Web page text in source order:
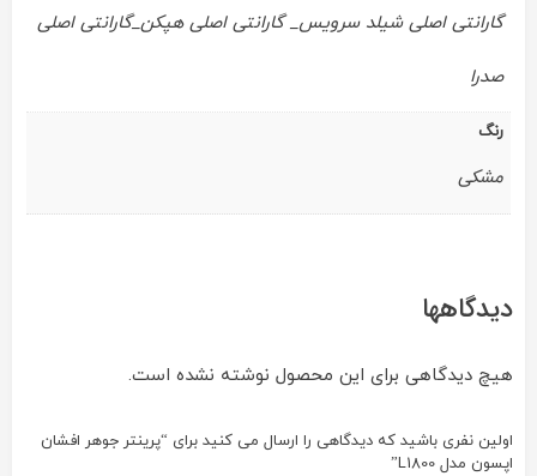
گارانتی اصلی شیلد سرویس_ گارانتی اصلی هپکن_گارانتی اصلی
صدرا
رنگ
مشکی
دیدگاهها
هیچ دیدگاهی برای این محصول نوشته نشده است.
اولین نفری باشید که دیدگاهی را ارسال می کنید برای “پرينتر جوهر افشان
اپسون مدل L1800”